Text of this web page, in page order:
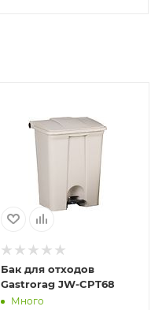
Бак для отходов
Gastrorag JW-CPT68
Много